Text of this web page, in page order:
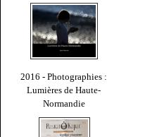
2016 - Photographies :
Lumières de Haute-
Normandie